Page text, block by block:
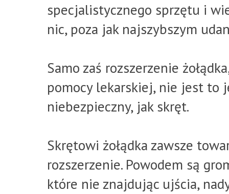
specjalistycznego sprzętu i
nic, poza jak najszybszym
Samo zaś rozszerzenie
pomocy lekarskiej, nie jest to
niebezpieczny, jak skręt.
Skrętowi żołądka zawsze
rozszerzenie. Powodem są
które nie znajdując ujścia,